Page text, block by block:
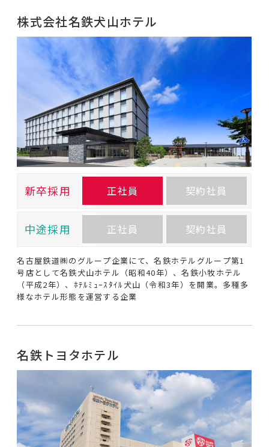
株式会社名鉄犬山ホテル
新卒採用 正社員 契約社員
中途採用 正社員 契約社員
名古屋鉄道㈱のグループ企業にて、名鉄ホテルグループ第1
号店として名鉄犬山ホテル（昭和40年）、名鉄小牧ホテル
（平成2年）、ﾎﾃﾙﾐｭｰｽﾀｲﾙ犬山（令和3年）を開業。多種多
様なホテル形態を運営する企業
名鉄トヨタホテル